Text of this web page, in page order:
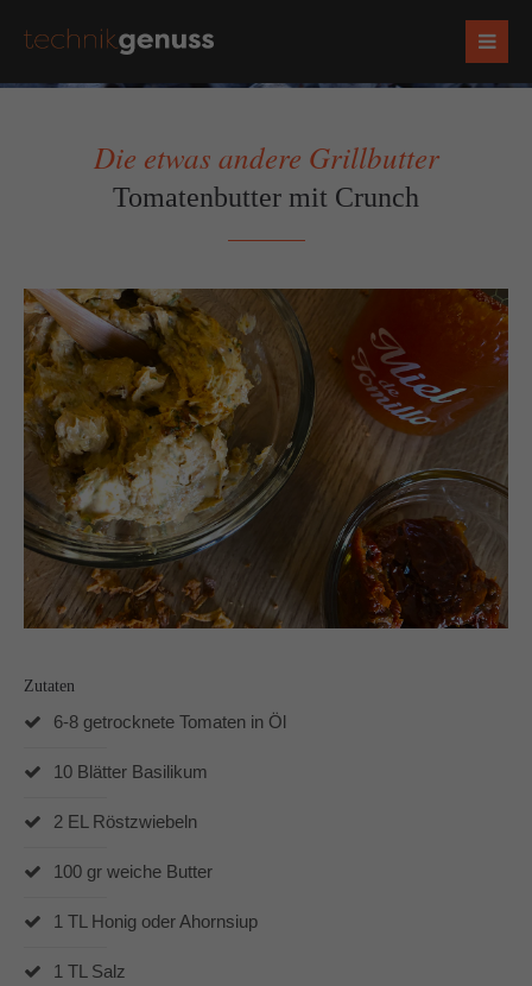
Socials
Auf meinen Social Media Kanälen gibt es regelmäßig
Udpates und Bilder!
Schreibt mir!
technikgenuss
Keplerstr. 65
maren@technikgenuss.de
Die etwas andere Grillbutter
Tomatenbutter mit Crunch
Zutaten
6-8 getrocknete Tomaten in Öl
10 Blätter Basilikum
2 EL Röstzwiebeln
100 gr weiche Butter
1 TL Honig oder Ahornsiup
1 TL Salz